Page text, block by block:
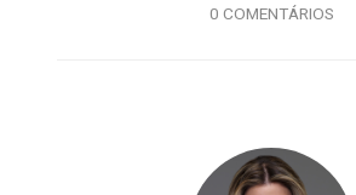
0 COMENTÁRIOS